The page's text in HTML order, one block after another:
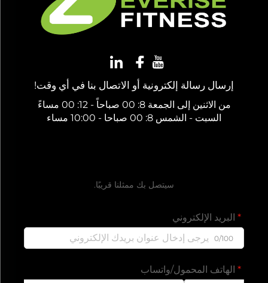
إرسال رسالة إلكترونية أو الاتصال بنا في أي وقت!
من الاثنين إلى الجمعة 8: 00 صباحاً - 12: 00 مساءً
السبت - الشمس 8: 00 صباحا - 10:00 مساء
سيتصل بك ممثلنا قريبًا.
البريد الإلكتروني
0/100
الهاتف المحمول/واتساب